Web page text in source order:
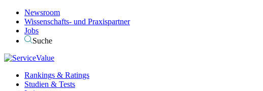
Newsroom
Wissenschafts- und Praxispartner
Jobs
Suche
Rankings & Ratings
Studien & Tests